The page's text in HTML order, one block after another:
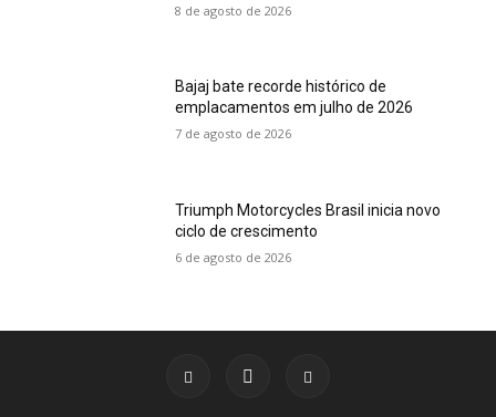
8 de agosto de 2026
Bajaj bate recorde histórico de
emplacamentos em julho de 2026
7 de agosto de 2026
Triumph Motorcycles Brasil inicia novo
ciclo de crescimento
6 de agosto de 2026